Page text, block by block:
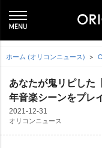
ホーム (オリコンニュース)
あなたが鬼リピした
年音楽シーンをプレ
2021-12-31
オリコンニュース